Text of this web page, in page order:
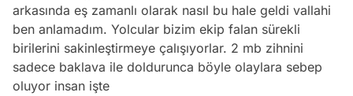
arkasında eş zamanlı olarak nasıl bu hale geldi vallahi
ben anlamadım. Yolcular bizim ekip falan sürekli
birilerini sakinleştirmeye çalışıyorlar. 2 mb zihnini
sadece baklava ile doldurunca böyle olaylara sebep
oluyor insan işte